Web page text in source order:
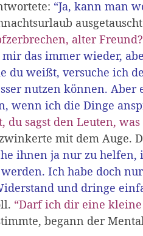
“Ja, kann man
alter
das immer wieder,
du weißt, versuche ich
nutzen können. Aber
wenn ich die Dinge
du sagst den Leuten,
mit dem Auge.
ihnen ja nur zu helfen,
Ich habe doch
und dringe
“Darf ich dir eine kleine
begann der